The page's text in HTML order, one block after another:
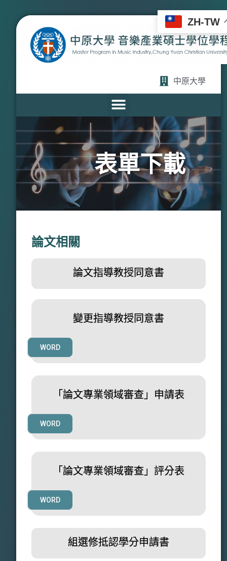
中原大學
表單下載
論文相關
論文指導教授同意書
PDF
變更指導教授同意書
PDF
WORD
「論文專業領域審查」申請表
PDF
WORD
「論文專業領域審查」評分表
PDF
WORD
組選修抵認學分申請書
WORD
ZH-TW